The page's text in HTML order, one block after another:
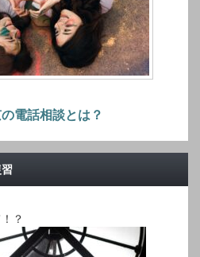
電話相談とは？
？